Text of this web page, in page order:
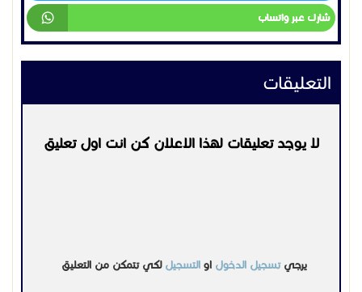
شارك عبر واتساب
التعليقات
لا يوجد تعليقات لهذا الاعلان كن انت اول تعليق
يرجيتسجيل الدخول او التسجيل لكي تتمكن من التعليق